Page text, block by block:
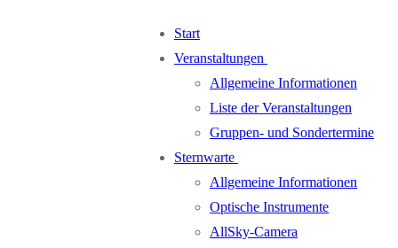
Start
Veranstaltungen
Allgemeine Informationen
Liste der Veranstaltungen
Gruppen- und Sondertermine
Sternwarte
Allgemeine Informationen
Optische Instrumente
AllSky-Camera